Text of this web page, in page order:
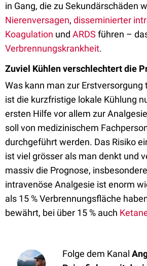
in Gang, die zu Sekundärschäden
Nierenversagen, disseminierter
Koagulation und ARDS führen –
Verbrennungskrankheit.
Zuviel Kühlen verschlechtert die
Was kann man zur Erstversorgung
ist die kurzfristige lokale Kühlung
ersten Hilfe vor allem zur
soll von medizinischem
durchgeführt werden. Das Risiko
ist viel grösser als man denkt und
massiv die Prognose,
intravenöse Analgesie ist enorm
als 15 % Verbrennungsfläche
bewährt, bei über 15 % auch
Folge dem Kanal